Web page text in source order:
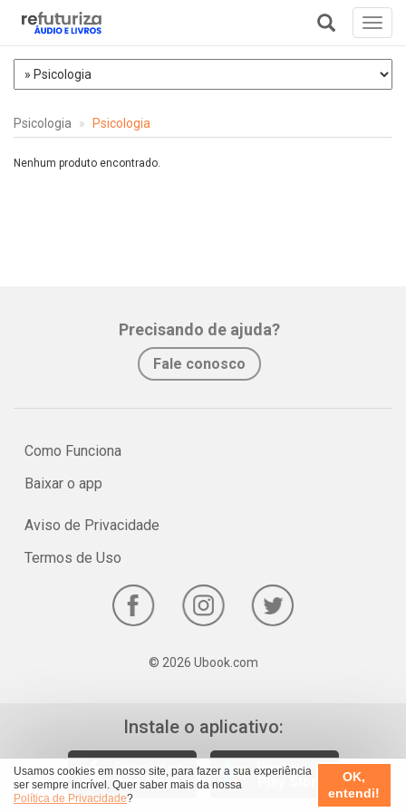
Usamos cookies em nosso site, para fazer a sua experiência
ser sempre incrível. Quer saber mais da nossa
Política de Privacidade?
OK,
entendi!
+
Psicologia Psicologia
Nenhum produto encontrado.
Precisando de ajuda?
Fale conosco
Como Funciona
Baixar o app
Aviso de Privacidade
Termos de Uso
© 2026 Ubook.com
Instale o aplicativo: